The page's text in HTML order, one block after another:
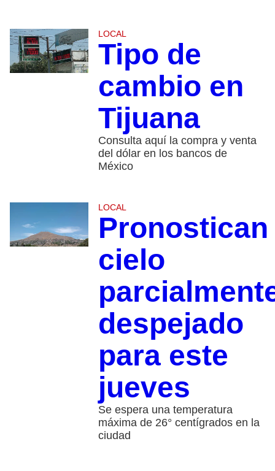
LOCAL
Tipo de
cambio en
Tijuana
Consulta aquí la compra y venta
del dólar en los bancos de
México
LOCAL
Pronostican
cielo
despejado
para este
jueves
Se espera una temperatura
máxima de 26° centígrados en la
ciudad